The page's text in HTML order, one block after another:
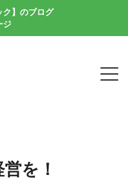
ク】のブログ
ジ
を！